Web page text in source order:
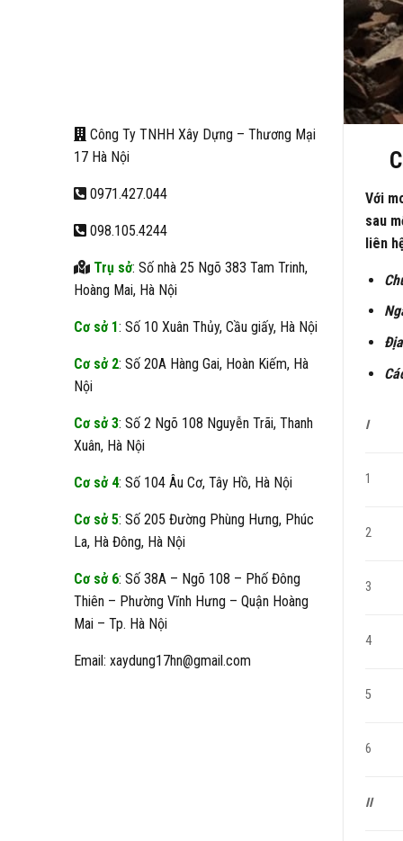
Công Ty TNHH Xây Dựng – Thương Mại
17 Hà Nội
0971.427.044
098.105.4244
Trụ sở: Số nhà 25 Ngõ 383 Tam Trinh,
Hoàng Mai, Hà Nội
Cơ sở 1: Số 10 Xuân Thủy, Cầu giấy, Hà Nội
Cơ sở 2: Số 20A Hàng Gai, Hoàn Kiếm, Hà
Nội
Cơ sở 3: Số 2 Ngõ 108 Nguyễn Trãi, Thanh
Xuân, Hà Nội
Cơ sở 4: Số 104 Âu Cơ, Tây Hồ, Hà Nội
Cơ sở 5: Số 205 Đường Phùng Hưng, Phúc
La, Hà Đông, Hà Nội
Cơ sở 6: Số 38A – Ngõ 108 – Phố Đông
Thiên – Phường Vĩnh Hưng – Quận Hoàng
Mai – Tp. Hà Nội
Email: xaydung17hn@gmail.com
Với
sau
liên
I
1
2
3
4
5
6
II